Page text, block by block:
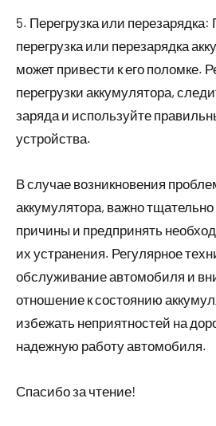
5. Перегрузка или перезарядка:
перегрузка или перезарядка
может привести к его поломке.
перегрузки аккумулятора,
заряда и используйте
устройства.
В случае возникновения
аккумулятора, важно
причины и предпринять
их устранения. Регулярное
обслуживание автомобиля и
отношение к состоянию
избежать неприятностей на
надежную работу автомобиля.
Спасибо за чтение!